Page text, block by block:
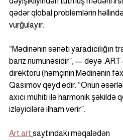
qədər qlobal problemlərin həllində
vurğulayır.
“Mədinənin sənəti yaradıcılığın
bariz nümunəsidir”, — deyə
direktoru (həmçinin Mədinənin
Qasımov qeyd edir. “Onun
axıcı mühiti ilə harmonik şəkildə
izləyicilərə ilham verir”.
Art.art saytındakı məqalədən